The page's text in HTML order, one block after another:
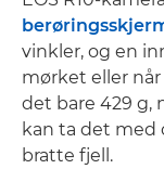
vinkler, og en
mørket eller
det bare 429 g,
kan ta det med
bratte fjell.